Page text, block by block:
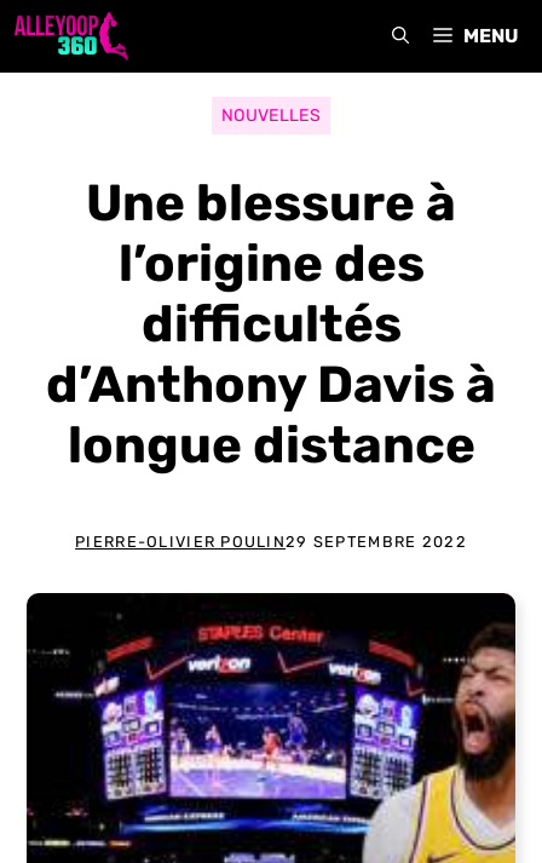
Aller
MENU
NOUVELLES
Une blessure à
l’origine des
difficultés
d’Anthony Davis à
longue distance
PIERRE-OLIVIER POULIN29 SEPTEMBRE 2022